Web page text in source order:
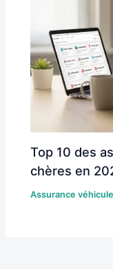
Top 10 des
chères en
Assurance véhicule